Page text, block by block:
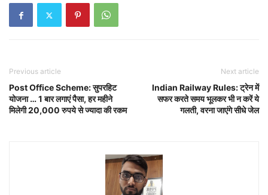
Previous article
Post Office Scheme: सुपरहिट
योजना … 1 बार लगाएं पैसा, हर महीने
मिलेगी 20,000 रुपये से ज्‍यादा की रकम
Next article
Indian Railway Rules: ट्रेन में
सफर करते समय भूलकर भी न करें ये
गलती, वरना जाएंगे सीधे जेल